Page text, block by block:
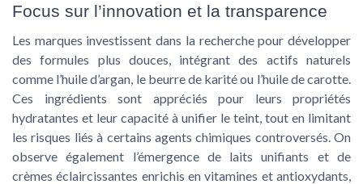
Focus sur l’innovation et la transparence
Les marques investissent dans la recherche pour développer
des formules plus douces, intégrant des actifs naturels
comme l’huile d’argan, le beurre de karité ou l’huile de carotte.
Ces ingrédients sont appréciés pour leurs propriétés
hydratantes et leur capacité à unifier le teint, tout en limitant
les risques liés à certains agents chimiques controversés. On
observe également l’émergence de laits unifiants et de
crèmes éclaircissantes enrichis en vitamines et antioxydants,